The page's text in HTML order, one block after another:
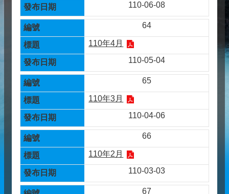
110-06-08
64
110年4月
110-05-04
65
110年3月
110-04-06
66
110年2月
110-03-03
67